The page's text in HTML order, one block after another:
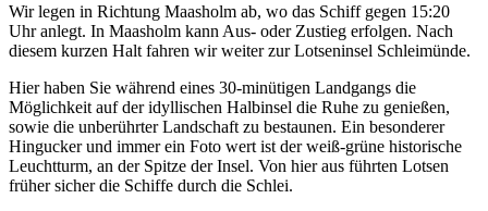
Wir legen in Richtung Maasholm ab, wo das Schiff gegen 15:20
Uhr anlegt. In Maasholm kann Aus- oder Zustieg erfolgen. Nach
diesem kurzen Halt fahren wir weiter zur Lotseninsel Schleimünde.
Hier haben Sie während eines 30-minütigen Landgangs die
Möglichkeit auf der idyllischen Halbinsel die Ruhe zu genießen,
sowie die unberührter Landschaft zu bestaunen. Ein besonderer
Hingucker und immer ein Foto wert ist der weiß-grüne historische
Leuchtturm, an der Spitze der Insel. Von hier aus führten Lotsen
früher sicher die Schiffe durch die Schlei.